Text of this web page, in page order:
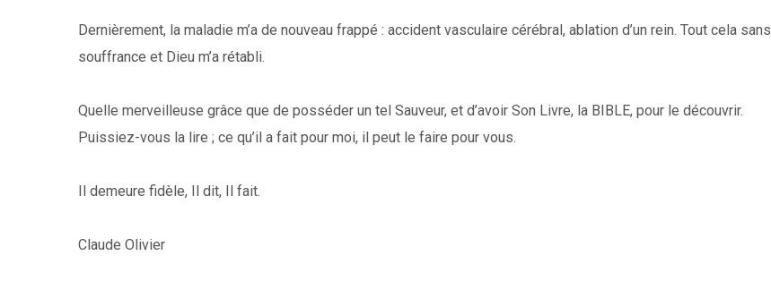
Dernièrement, la maladie m’a de nouveau frappé : accident vasculaire cérébral, ablation d’un rein. Tout cela sans
souffrance et Dieu m’a rétabli.
Quelle merveilleuse grâce que de posséder un tel Sauveur, et d’avoir Son Livre, la BIBLE, pour le découvrir.
Puissiez-vous la lire ; ce qu’il a fait pour moi, il peut le faire pour vous.
Il demeure fidèle, Il dit, Il fait.
Claude Olivier